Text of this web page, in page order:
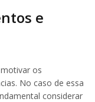
e
os
No caso de essa
considerar